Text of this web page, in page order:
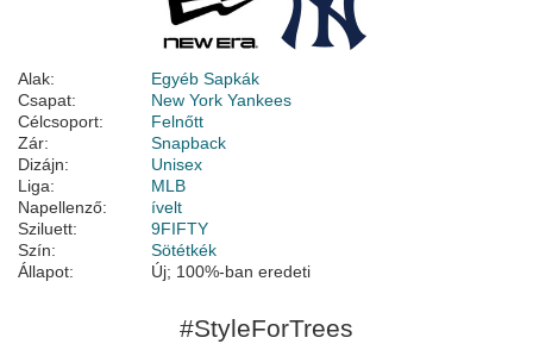
Alak:
Egyéb Sapkák
Csapat:
New York Yankees
Célcsoport:
Felnőtt
Zár:
Snapback
Dizájn:
Unisex
Liga:
MLB
Napellenző:
ívelt
Sziluett:
9FIFTY
Szín:
Sötétkék
Állapot:
Új; 100%-ban eredeti
#StyleForTrees